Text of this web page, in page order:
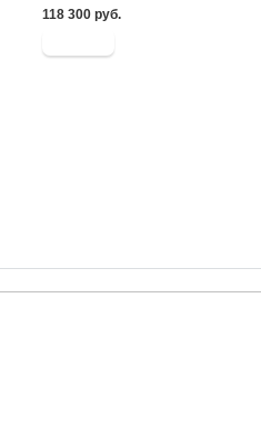
118 300 руб.